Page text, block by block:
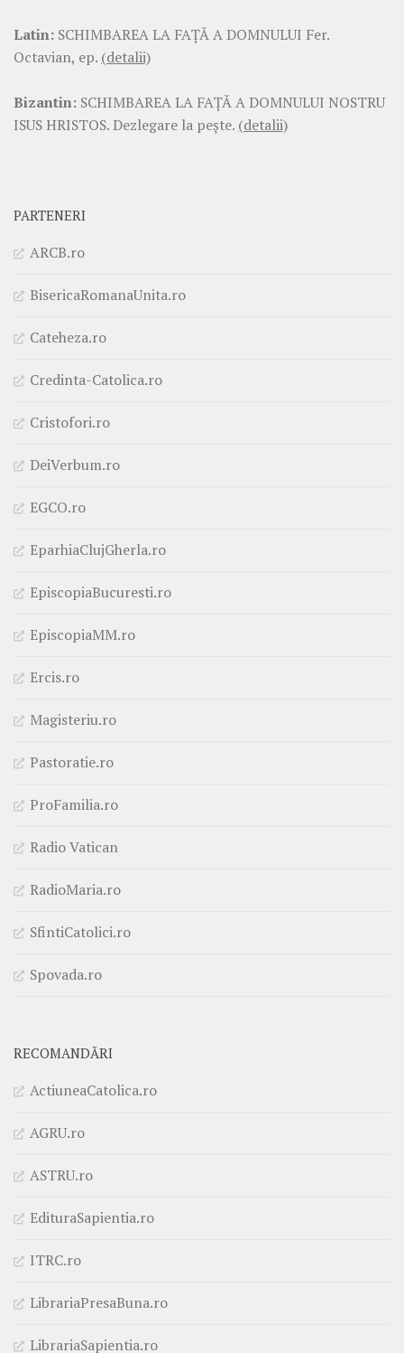
Latin: SCHIMBAREA LA FAŢĂ A DOMNULUI Fer.
Octavian, ep. (detalii)
Bizantin: SCHIMBAREA LA FAŢĂ A DOMNULUI NOSTRU
ISUS HRISTOS. Dezlegare la pește. (detalii)
PARTENERI
ARCB.ro
BisericaRomanaUnita.ro
Cateheza.ro
Credinta-Catolica.ro
Cristofori.ro
DeiVerbum.ro
EGCO.ro
EparhiaClujGherla.ro
EpiscopiaBucuresti.ro
EpiscopiaMM.ro
Ercis.ro
Magisteriu.ro
Pastoratie.ro
ProFamilia.ro
Radio Vatican
RadioMaria.ro
SfintiCatolici.ro
Spovada.ro
RECOMANDĂRI
ActiuneaCatolica.ro
AGRU.ro
ASTRU.ro
EdituraSapientia.ro
ITRC.ro
LibrariaPresaBuna.ro
LibrariaSapientia.ro